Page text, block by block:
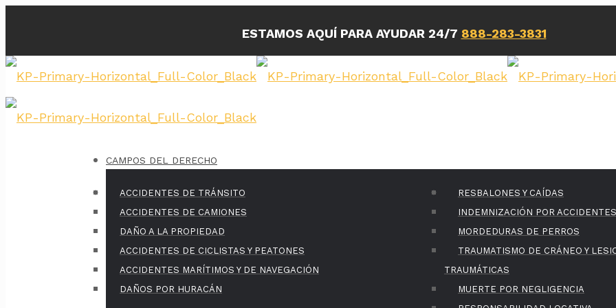
ESTAMOS AQUÍ PARA AYUDAR 24/7 888-283-3831
CAMPOS DEL DERECHO
ACCIDENTES DE TRÁNSITO
ACCIDENTES DE CAMIONES
DAÑO A LA PROPIEDAD
ACCIDENTES DE CICLISTAS Y PEATONES
ACCIDENTES MARÍTIMOS Y DE NAVEGACIÓN
DAÑOS POR HURACÁN
RESBALONES Y CAÍDAS
INDEMNIZACIÓN POR
MORDEDURAS DE PERROS
TRAUMATISMO DE CRÁNEO Y
TRAUMÁTICAS
MUERTE POR NEGLIGENCIA